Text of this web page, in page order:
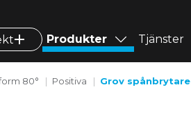
Produkter Tjänster
80° Positiva Grov spånbrytare